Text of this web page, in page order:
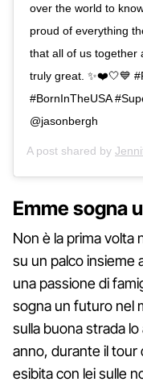
over the world to
proud of everything
that all of us together
truly great. ✨❤️🤍💙
#BornInTheUSA
@jasonbergh
A post shared by
Emme sogna
Non è la prima volta
su un palco insieme
una passione di
sogna un futuro nel
sulla buona strada
anno, durante il tour
esibita con lei sulle